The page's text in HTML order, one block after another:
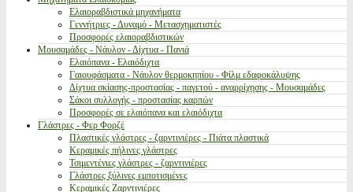
Ελαιοραβδιστικά μηχανήματα
Γεννήτριες - Δυναμό - Μετασχηματιστές
Προσφορές ελαιοραβδιστικών
Μουσαμάδες - Νάυλον - Δίχτυα - Πανιά
Ελαιόπανα - Ελαιόδιχτα
Γαιουφάσματα - Νάυλον θερμοκηπίου - Φίλμ εδαφοκάλυψης
Δίχτυα σκίασης-προστασίας - παγετού - αναρρίχησης - Μουσαμάδες
Σάκοι συλλογής - προστασίας καρπών
Προσφορές σε ελαιόπανα και ελαιόδιχτα
Γλάστρες - Φερ Φορζέ
Πλαστικές γλάστρες - ζαρντινιέρες - Πιάτα πλαστικά
Κεραμικές πήλινες γλάστρες
Τσιμεντένιες γλάστρες - ζαρντινιέρες
Γλάστρες ξύλινες εμποτισμένες
Κεραμικές Ζαρντινιέρες